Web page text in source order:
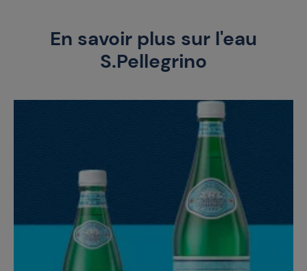
En savoir plus sur l'eau
S.Pellegrino